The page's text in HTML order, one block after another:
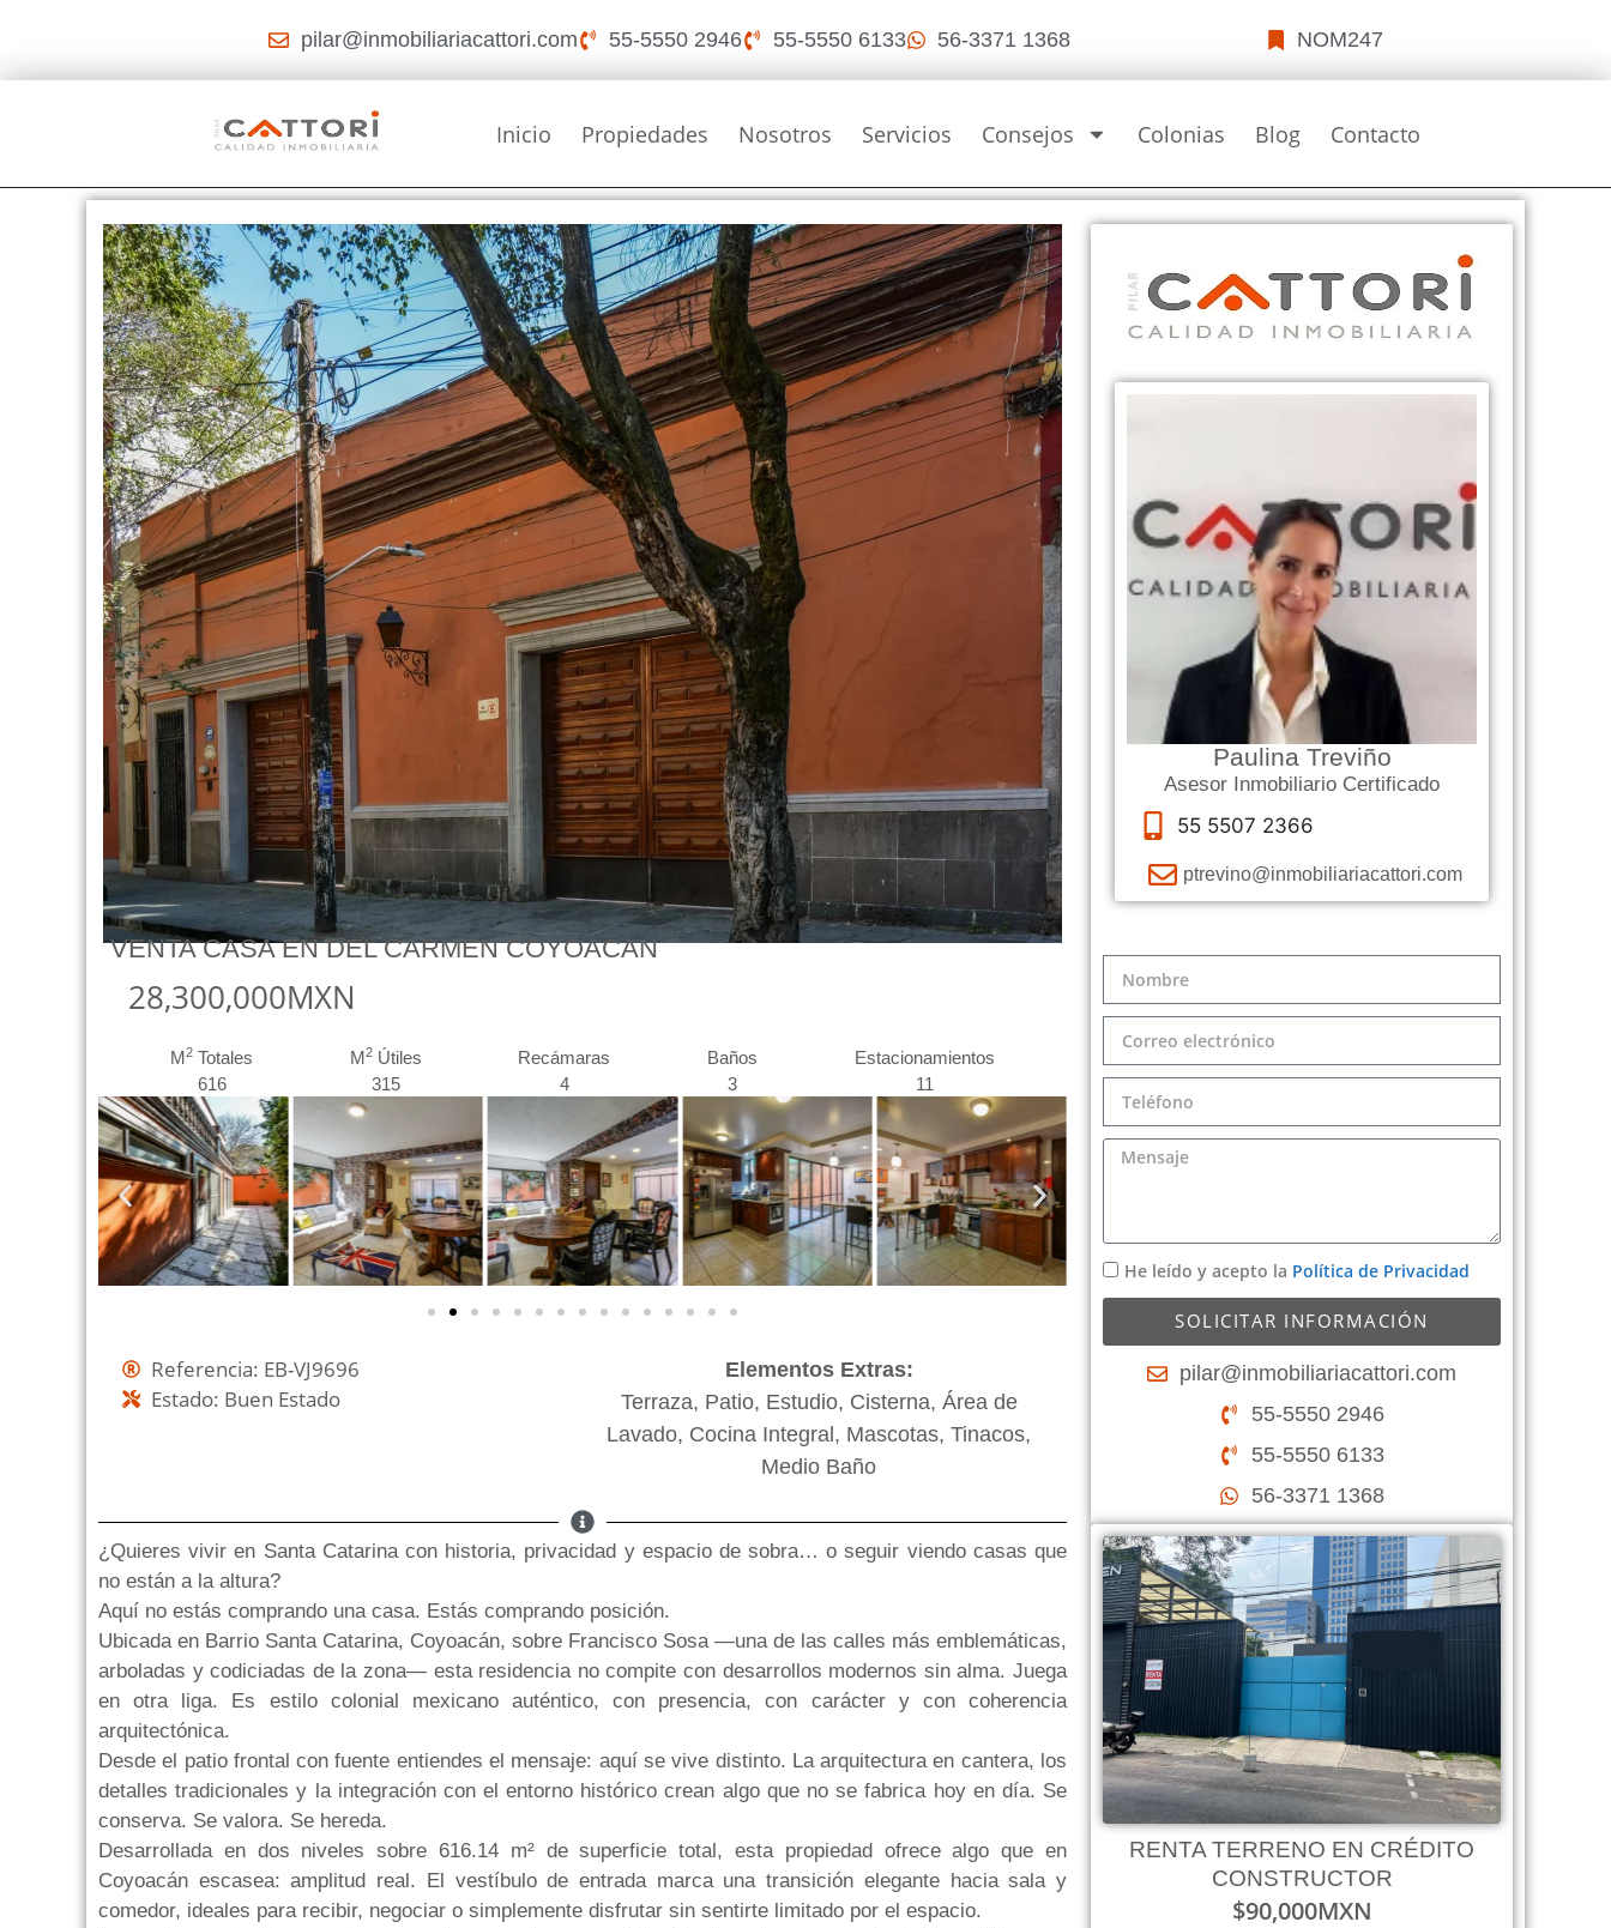
pilar@inmobiliariacattori.com 55-5550 2946 55-5550 6133 56-3371 1368 NOM247
Inicio Propiedades Nosotros Servicios Consejos Colonias Blog Contacto
VENTA CASA EN DEL CARMEN COYOACAN
28,300,000MXN
M2 Totales
616
M2Útiles
315
Recámaras
4
Baños
3
Estacionamientos
11
Referencia: EB-VJ9696
Estado: Buen Estado
Elementos Extras:
Terraza, Patio, Estudio, Cisterna, Área de
Lavado, Cocina Integral, Mascotas, Tinacos,
Medio Baño
¿Quieres vivir en Santa Catarina con historia, privacidad y espacio de sobra… o seguir viendo casas que
no están a la altura?
Aquí no estás comprando una casa. Estás comprando posición.
Ubicada en Barrio Santa Catarina, Coyoacán, sobre Francisco Sosa —una de las calles más emblemáticas,
arboladas y codiciadas de la zona— esta residencia no compite con desarrollos modernos sin alma. Juega
en otra liga. Es estilo colonial mexicano auténtico, con presencia, con carácter y con coherencia
arquitectónica.
Desde el patio frontal con fuente entiendes el mensaje: aquí se vive distinto. La arquitectura en cantera, los
detalles tradicionales y la integración con el entorno histórico crean algo que no se fabrica hoy en día. Se
conserva. Se valora. Se hereda.
Desarrollada en dos niveles sobre 616.14 m² de superficie total, esta propiedad ofrece algo que en
Coyoacán escasea: amplitud real. El vestíbulo de entrada marca una transición elegante hacia sala y
comedor, ideales para recibir, negociar o simplemente disfrutar sin sentirte limitado por el espacio.
Paulina Treviño
Asesor Inmobiliario Certificado
55 5507 2366
ptrevino@inmobiliariacattori.com
He leído y acepto la Política de Privacidad
SOLICITAR INFORMACIÓN
pilar@inmobiliariacattori.com
55-5550 2946
55-5550 6133
56-3371 1368
RENTA TERRENO EN CRÉDITO
CONSTRUCTOR
$90,000MXN